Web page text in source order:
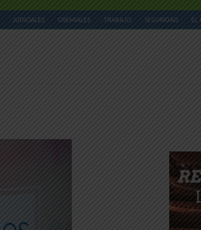
JUDICIALES GREMIALES TRABAJO SEGURIDAD EL